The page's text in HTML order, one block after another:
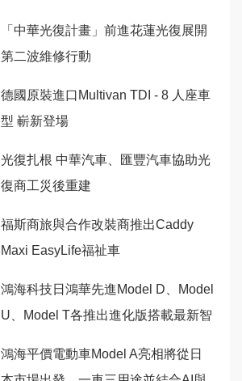
「中華光復計畫」前進花蓮光復展開
第二波維修行動
德國原裝進口Multivan TDI - 8 人座車
型 嶄新登場
光復扎根 中華汽車、匯豐汽車協助光
復商工災後重建
福斯商旅與合作改裝商推出Caddy
Maxi EasyLife福祉車
鴻海科技日鴻華先進Model D、Model
U、Model T各推出進化版搭載最新智
鴻海平價電動車Model A亮相將從日